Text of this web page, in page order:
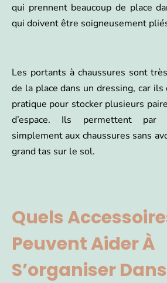
qui prennent beaucoup de place
qui doivent être soigneusement
Les portants à chaussures sont
de la place dans un dressing, car
pratique pour stocker plusieurs
d’espace. Ils permettent par
simplement aux chaussures sans
grand tas sur le sol.
Quels
Peuvent Aider À
S’organiser